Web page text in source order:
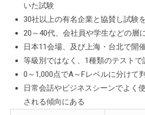
いた試験
30社以上の有名企業と協賛し試験
20～40代、会社員や学生などの層
日本11会場、及び上海・台北で開
等級別ではなく、1種類のテストで
0～1,000点でA～Fレベルに分けて
日常会話やビジネスシーンでよく
される傾向にある